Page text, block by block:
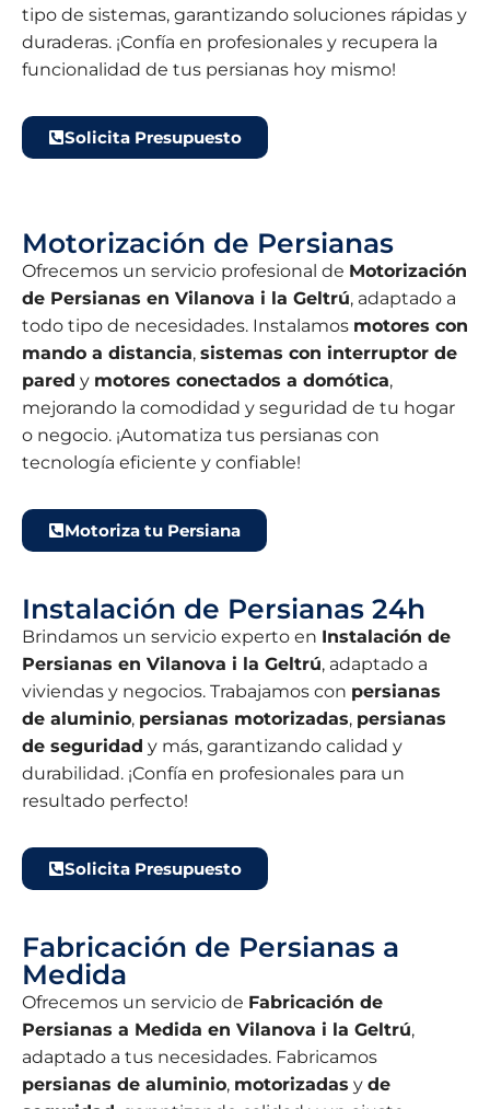
tipo de sistemas, garantizando soluciones rápidas y
duraderas. ¡Confía en profesionales y recupera la
funcionalidad de tus persianas hoy mismo!
Solicita Presupuesto
Motorización de Persianas
Ofrecemos un servicio profesional de Motorización
de Persianas en Vilanova i la Geltrú, adaptado a
todo tipo de necesidades. Instalamos motores con
mando a distancia, sistemas con interruptor de
pared y motores conectados a domótica,
mejorando la comodidad y seguridad de tu hogar
o negocio. ¡Automatiza tus persianas con
tecnología eficiente y confiable!
Motoriza tu Persiana
Instalación de Persianas 24h
Brindamos un servicio experto en Instalación de
Persianas en Vilanova i la Geltrú, adaptado a
viviendas y negocios. Trabajamos con persianas
de aluminio, persianas motorizadas, persianas
de seguridad y más, garantizando calidad y
durabilidad. ¡Confía en profesionales para un
resultado perfecto!
Solicita Presupuesto
Fabricación de Persianas a
Medida
Ofrecemos un servicio de Fabricación de
Persianas a Medida en Vilanova i la Geltrú,
adaptado a tus necesidades. Fabricamos
persianas de aluminio, motorizadas y de